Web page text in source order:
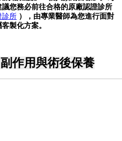
您務必前往合格的原廠認證診所
診所 ），由專業醫師為您進行面對
製化方案。
作用與術後保養